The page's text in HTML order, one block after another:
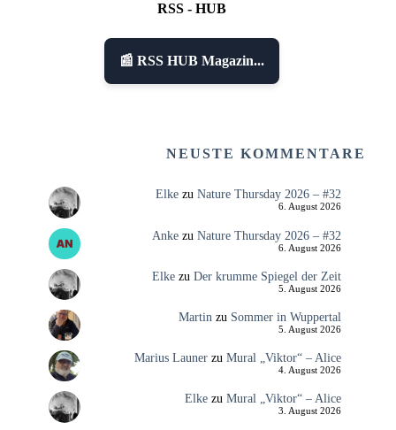
RSS - HUB
📰 RSS HUB Magazin...
NEUSTE KOMMENTARE
Elkezu Nature Thursday 2026 – #32
6. August 2026
Ankezu Nature Thursday 2026 – #32
6. August 2026
Elkezu Der krumme Spiegel der Zeit
5. August 2026
Martin zu Sommer in Wuppertal
5. August 2026
Marius Launerzu Mural „Viktor“ – Alice
4. August 2026
Elkezu Mural „Viktor“ – Alice
3. August 2026